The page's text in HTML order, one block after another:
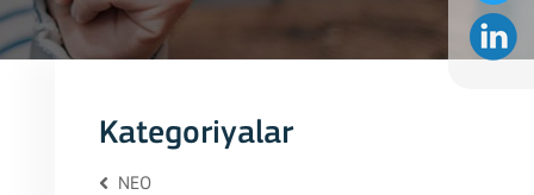
Kategoriyalar
NEO